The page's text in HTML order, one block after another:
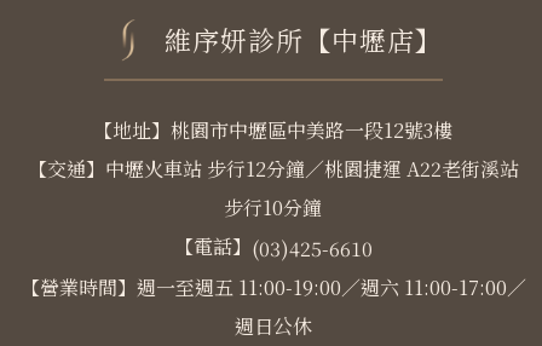
維序妍診所【中壢店】
【地址】桃園市中壢區中美路一段12號3樓
【交通】中壢火車站 步行12分鐘／桃園捷運 A22老街溪站
步行10分鐘
【電話】 (03)425-6610
【營業時間】週一至週五 11:00-19:00／週六 11:00-17:00／
週日公休